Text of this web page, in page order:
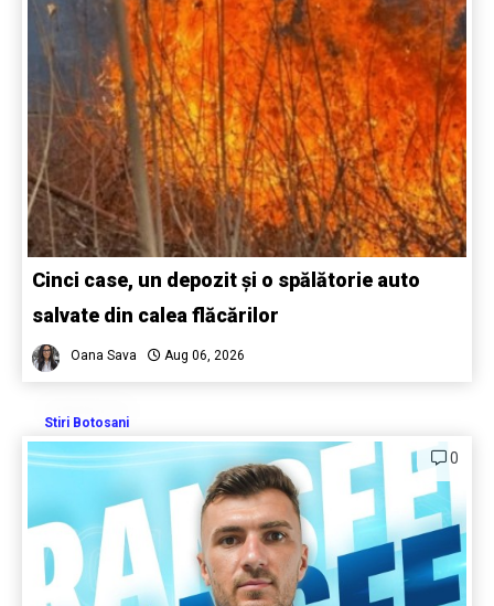
Cinci case, un depozit și o spălătorie auto
salvate din calea flăcărilor
Oana Sava Aug 06, 2026
Stiri Botosani
0